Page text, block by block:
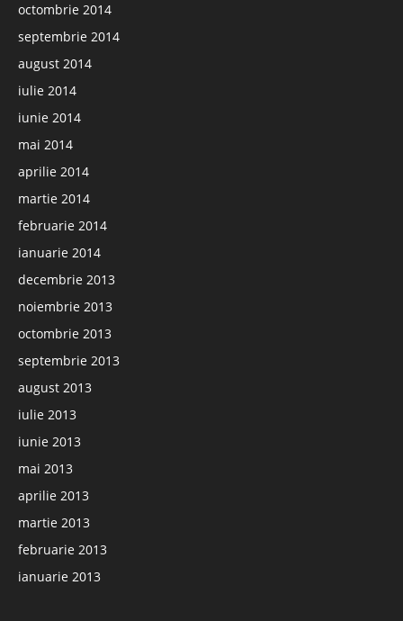
octombrie 2014
septembrie 2014
august 2014
iulie 2014
iunie 2014
mai 2014
aprilie 2014
martie 2014
februarie 2014
ianuarie 2014
decembrie 2013
noiembrie 2013
octombrie 2013
septembrie 2013
august 2013
iulie 2013
iunie 2013
mai 2013
aprilie 2013
martie 2013
februarie 2013
ianuarie 2013